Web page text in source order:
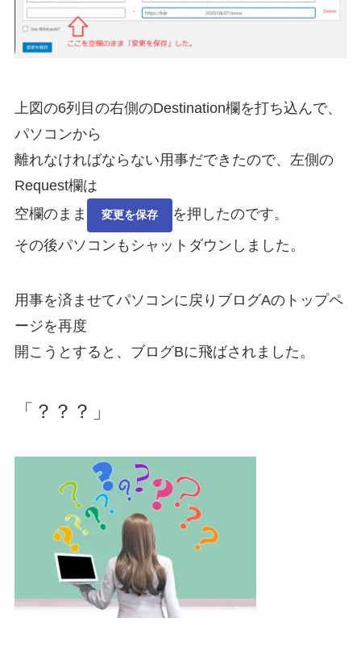
上図の6列目の右側のDestination欄を打ち込んで、
パソコンから
離れなければならない用事だできたので、左側の
Request欄は
空欄のまま
変更を保存
を押したのです。
その後パソコンもシャットダウンしました。
用事を済ませてパソコンに戻りブログAのトップペ
ージを再度
開こうとすると、ブログBに飛ばされました。
「？？？」